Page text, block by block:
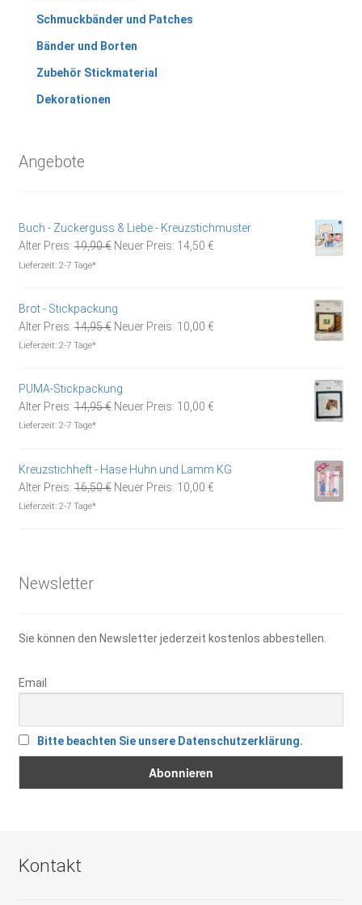
Schmuckbänder und Patches
Bänder und Borten
Zubehör Stickmaterial
Dekorationen
Angebote
Buch - Zuckerguss & Liebe - Kreuzstichmuster
Alter Preis: 19,90€ Ursprünglicher
Neuer Preis: 14,50 €Aktueller
Lieferzeit: 2-7 Tage*
Brot - Stickpackung
Alter Preis: 14,95€ Ursprünglicher
Neuer Preis: 10,00 €Aktueller
Lieferzeit: 2-7 Tage*
PUMA-Stickpackung
Alter Preis: 14,95€ Ursprünglicher
Neuer Preis: 10,00 €Aktueller
Lieferzeit: 2-7 Tage*
Kreuzstichheft - Hase Huhn und Lamm KG
Alter Preis: 16,50€ Ursprünglicher
Neuer Preis: 10,00 €Aktueller
Lieferzeit: 2-7 Tage*
Newsletter
Sie können den Newsletter jederzeit kostenlos abbestellen.
Email
Bitte beachten Sie unsere Datenschutzerklärung.
Kontakt